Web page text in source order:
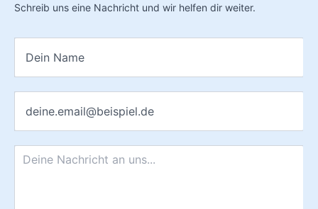
Öffnungen für Kameras oder Lautsprecher. Hast du alles
verschwiden nach einigen Tagen von selbst.
Schreib uns eine Nachricht und wir helfen dir weiter.
Nachricht*